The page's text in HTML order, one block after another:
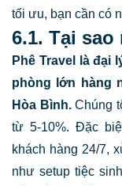
tối ưu, bạn cần có
6.1. Tại sao
Phê Travel là đại
phòng lớn hàng
Hòa Bình.Chúng
từ 5-10%. Đặc
khách hàng 24/7,
như setup tiệc